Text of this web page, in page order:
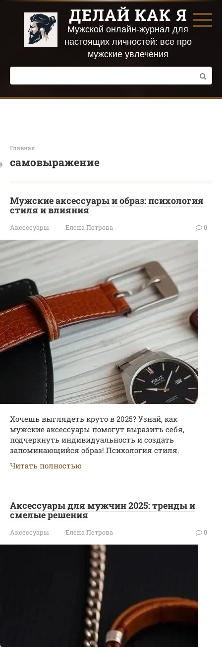
Перейти
контенту
ДЕЛАЙ КАК Я
Мужской онлайн-журнал для
настоящих личностей: все про
мужские увлечения
Поиск:
Главная
самовыражение
Мужские аксессуары и образ: психология
стиля и влияния
Аксессуары Елена Петрова 0
Хочешь выглядеть круто в 2025? Узнай, как
мужские аксессуары помогут выразить себя,
подчеркнуть индивидуальность и создать
запоминающийся образ! Психология стиля.
Читать полностью
Аксессуары для мужчин 2025: тренды и
смелые решения
Аксессуары Елена Петрова 0